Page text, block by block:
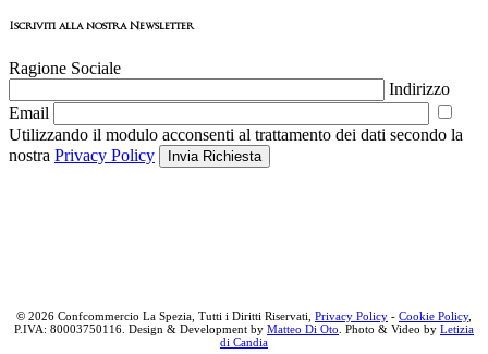
Iscriviti alla nostra Newsletter
Ragione Sociale
Indirizzo
Email
Utilizzando il modulo acconsenti al trattamento dei dati secondo la
nostra Privacy Policy Invia Richiesta
© 2026 Confcommercio La Spezia, Tutti i Diritti Riservati, Privacy Policy - Cookie Policy,
P.IVA: 80003750116. Design & Development by Matteo Di Oto. Photo & Video by Letizia
di Candia